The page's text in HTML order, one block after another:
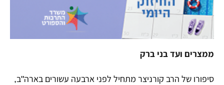
ממצרים ועד בני ברק
​סיפורו של הרב קורניצר מתחיל לפני ארבעה עשורים בארה"ב,